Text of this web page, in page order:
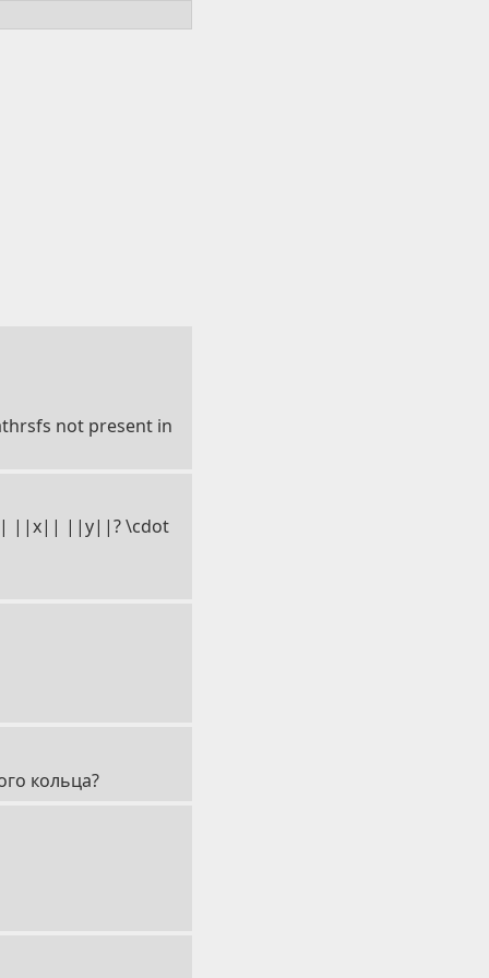
not present in
||f|| ||x|| ||y||? \cdot
кольца?